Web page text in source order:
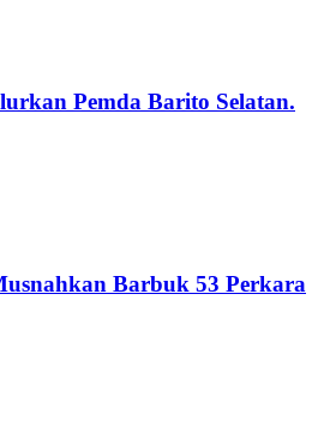
Pemda Barito Selatan.
Barbuk 53 Perkara